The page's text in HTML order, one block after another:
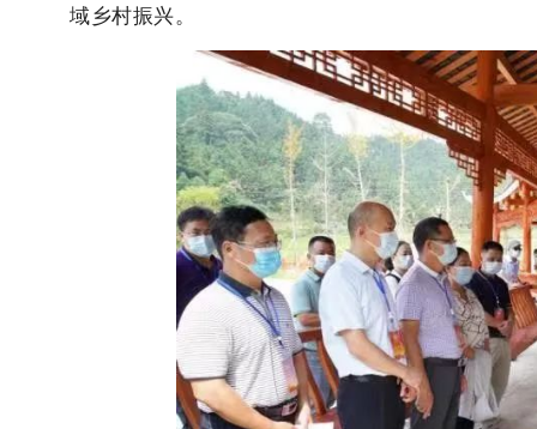
域乡村振兴。